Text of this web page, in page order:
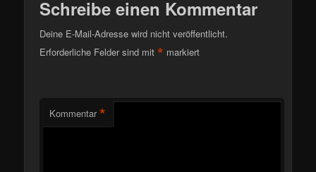
Schreibe einen Kommentar
Deine E-Mail-Adresse wird nicht veröffentlicht.
Erforderliche Felder sind mit* markiert
Kommentar *